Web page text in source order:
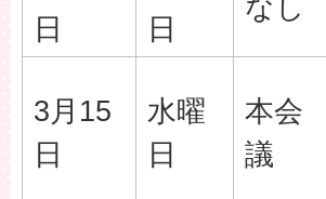
日
日
なし
3月15
日
水曜
日
本会
議